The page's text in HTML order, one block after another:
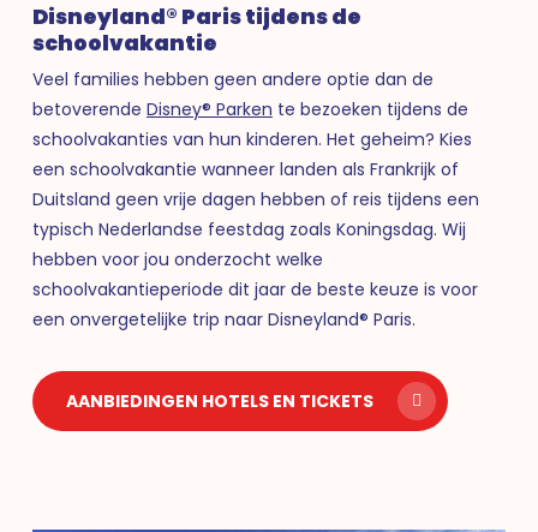
Disneyland® Paris tijdens de
schoolvakantie
Veel families hebben geen andere optie dan de
betoverende Disney® Parken te bezoeken tijdens de
schoolvakanties van hun kinderen. Het geheim? Kies
een schoolvakantie wanneer landen als Frankrijk of
Duitsland geen vrije dagen hebben of reis tijdens een
typisch Nederlandse feestdag zoals Koningsdag. Wij
hebben voor jou onderzocht welke
schoolvakantieperiode dit jaar de beste keuze is voor
een onvergetelijke trip naar Disneyland® Paris.
AANBIEDINGEN HOTELS EN TICKETS